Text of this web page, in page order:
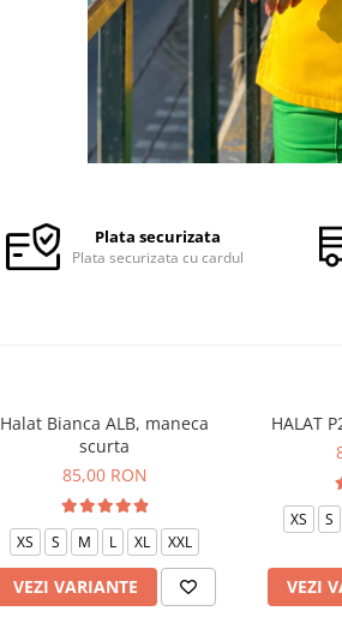
Plata securizata
Plata securizata cu cardul
Halat Bianca ALB, maneca
scurta
85,00 RON
XS S M L XL XXL
VEZI VARIANTE
HALAT
XS S
VEZI